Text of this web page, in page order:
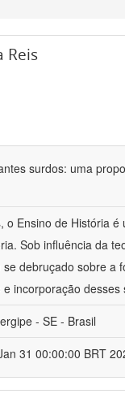
Reis
surdos: uma
Ensino de História
Sob influência da
debruçado sobre a
incorporação desses
- SE - Brasil
31 00:00:00 BRT